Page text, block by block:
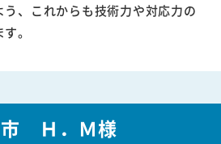
、これからも技術力や対応力の
。
Ｈ．Ｍ様